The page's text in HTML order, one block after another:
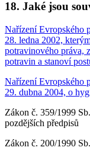
18. Jaké jsou
Nařízení Evropského
28. ledna 2002,
potravinového práva,
potravin a stanoví
Nařízení Evropského
29. dubna 2004, o
Zákon č. 359/1999
pozdějších předpisů
Zákon č. 200/1990